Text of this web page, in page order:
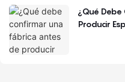
¿Qué Debe
Producir